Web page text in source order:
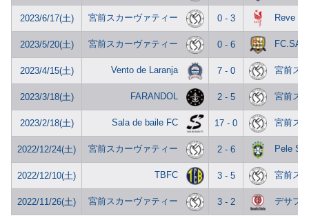
2023/6/17(土) 宮前スカーヴァティー 0 - 3 Reve
2023/5/20(土) 宮前スカーヴァティー 0 - 6
2023/4/15(土) Vento de Laranja 7 - 0 宮前ス
2023/3/18(土) FARANDOL 2 - 5 宮前ス
2023/2/18(土) Sala de baile FC 17 - 0 宮前ス
2022/12/24(土) 宮前スカーヴァティー 2 - 6 Pele
2022/12/10(土) TBFC 3 - 5 宮前ス
2022/11/26(土) 宮前スカーヴァティー 3 - 2 デサフ